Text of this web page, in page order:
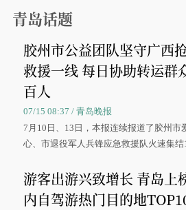
青岛话题
胶州市公益团队坚守广西
救援一线 每日协助转运群
百人
07/15 08:37 / 青岛晚报
7月10日、13日，本报连续报道了胶州市
心、市退役军人兵锋应急救援队火速集
游客出游兴致增长 青岛上
内自驾游热门目的地